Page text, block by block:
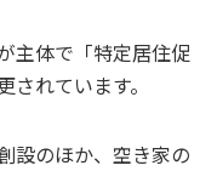
主体で「特定居住促
れています。
設のほか、空き家の